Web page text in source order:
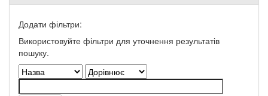
Додати фільтри:
Використовуйте фільтри для уточнення результатів
пошуку.